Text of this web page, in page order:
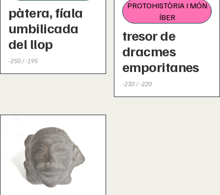
pàtera, fíala
umbilicada
del llop
-250 / -195
PROTOHISTÒRIA I MÓN
ÍBER
tresor de
dracmes
emporitanes
-230 / -220